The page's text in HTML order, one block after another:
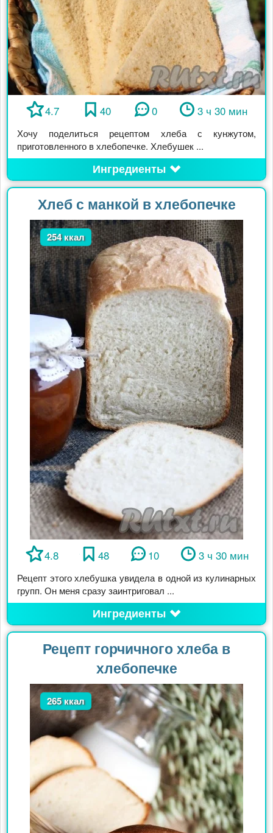
4.7 40 0 3 ч 30 мин
Хочу поделиться рецептом хлеба с кунжутом,
приготовленного в хлебопечке. Хлебушек ...
Ингредиенты
Хлеб с манкой в хлебопечке
254 ккал
4.8 48 10 3 ч 30 мин
Рецепт этого хлебушка увидела в одной из кулинарных
групп. Он меня сразу заинтриговал ...
Ингредиенты
Рецепт горчичного хлеба в
хлебопечке
265 ккал